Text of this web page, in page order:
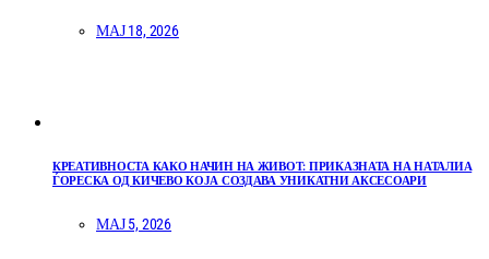
МАЈ 18, 2026
КРЕАТИВНОСТА КАКО НАЧИН НА ЖИВОТ: ПРИКАЗНАТА НА НАТАЛИА
ЃОРЕСКА ОД КИЧЕВО КОЈА СОЗДАВА УНИКАТНИ АКСЕСОАРИ
МАЈ 5, 2026